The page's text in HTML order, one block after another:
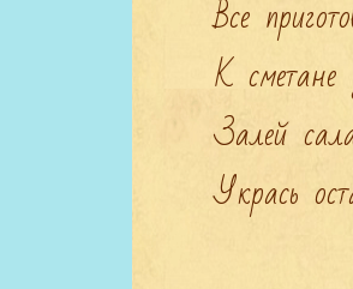
Все
К сметане
Залей
Укрась